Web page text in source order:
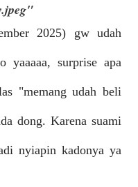
2025) gw udah
yaaaaa, surprise apa
"memang udah beli
dong. Karena suami
nyiapin kadonya ya